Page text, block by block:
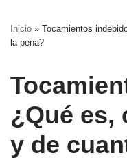
Inicio »
Tocamientos
la pena?
¿Qué es,
y de